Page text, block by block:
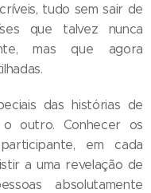
tudo sem sair de
que talvez nunca
mas que agora
das histórias de
outro. Conhecer os
em cada
a uma revelação de
absolutamente